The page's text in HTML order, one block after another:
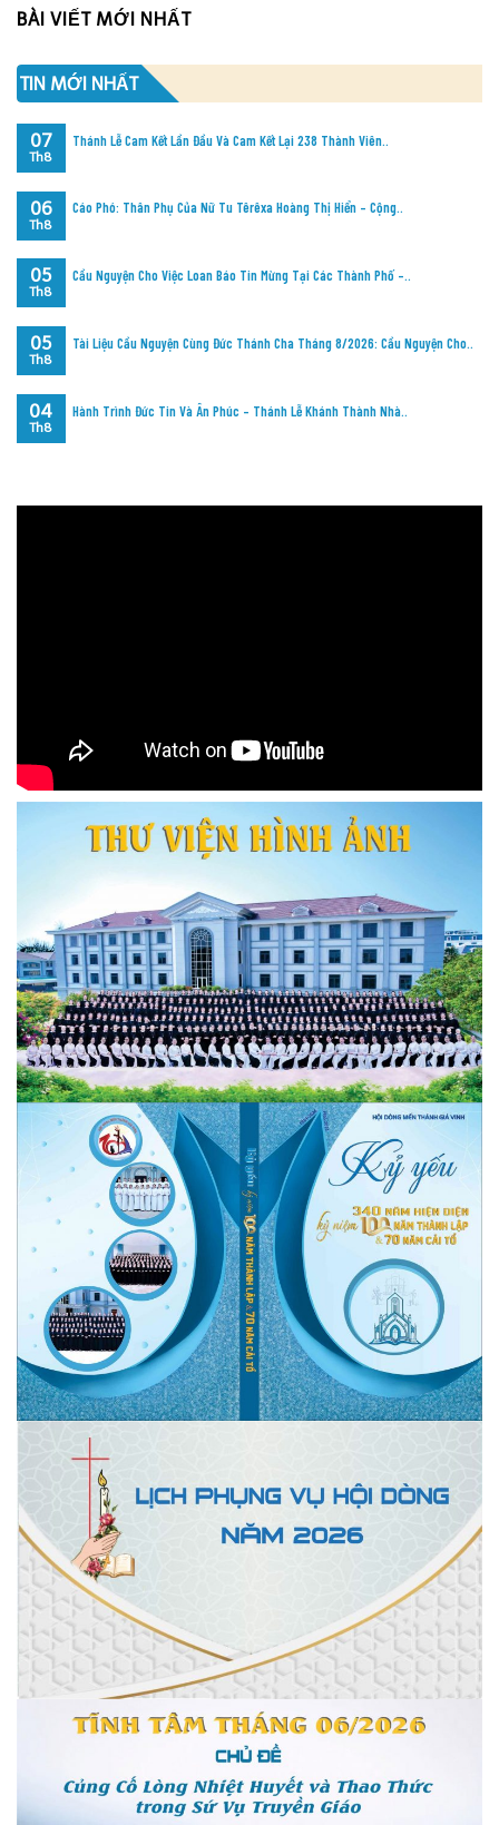
BÀI VIẾT MỚI NHẤT
TIN MỚI NHẤT
Thánh Lễ Cam Kết Lần Đầu Và Cam Kết Lại 238 Thành Viên..
07
Th8
Cáo Phó: Thân Phụ Của Nữ Tu Têrêxa Hoàng Thị Hiển – Cộng..
06
Th8
Cầu Nguyện Cho Việc Loan Báo Tin Mừng Tại Các Thành Phố –..
05
Th8
Tài Liệu Cầu Nguyện Cùng Đức Thánh Cha Tháng 8/2026: Cầu Nguyện Cho..
05
Th8
Hành Trình Đức Tin Và Ân Phúc – Thánh Lễ Khánh Thành Nhà..
04
Th8